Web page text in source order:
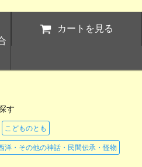
カートを見る
す
こどものとも
洋・その他の神話・民間伝承・怪物